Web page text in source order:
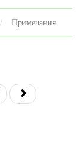
Примечания